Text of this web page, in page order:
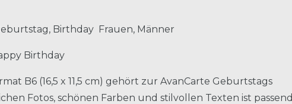
Birthday Frauen, Männer
Birthday
B6 (16,5 x 11,5 cm) gehört zur AvanCarte Geburtstags
Fotos, schönen Farben und stilvollen Texten ist passend